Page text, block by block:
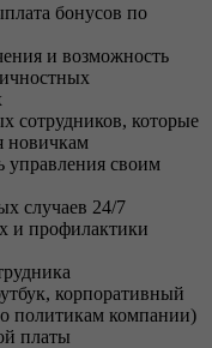
бонусов по
и возможность
сотрудников, которые
новичкам
управления своим
случаев 24/7
и профилактики
корпоративный
политикам компании)
платы